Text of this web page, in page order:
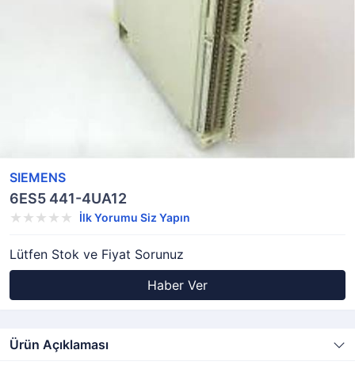
SIEMENS
6ES5 441-4UA12
İlk Yorumu Siz Yapın
Lütfen Stok ve Fiyat Sorunuz
Haber Ver
Ürün Açıklaması